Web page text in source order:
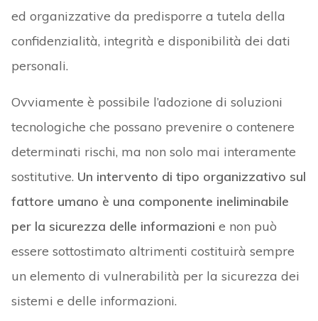
ed organizzative da predisporre a tutela della
confidenzialità, integrità e disponibilità dei dati
personali.
Ovviamente è possibile l’adozione di soluzioni
tecnologiche che possano prevenire o contenere
determinati rischi, ma non solo mai interamente
sostitutive. Un intervento di tipo organizzativo sul
fattore umano è una componente ineliminabile
per la sicurezza delle informazioni e non può
essere sottostimato altrimenti costituirà sempre
un elemento di vulnerabilità per la sicurezza dei
sistemi e delle informazioni.